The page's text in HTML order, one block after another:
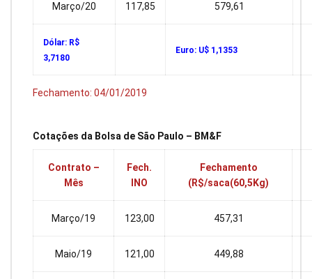
Março/20 117,85 579,61
Dólar: R$
3,7180
Euro: U$ 1,1353
Fechamento: 04/01/2019
Cotações da Bolsa de São Paulo – BM&F
Contrato –
Mês
Fech.
INO
Fechamento
(R$/saca(60,5Kg)
Março/19 123,00 457,31
Maio/19 121,00 449,88